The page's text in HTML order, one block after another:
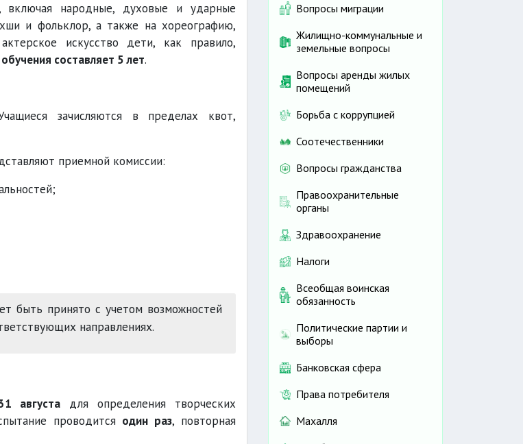
включая народные, духовые и ударные
и фольклор, а также на хореографию,
искусство дети, как правило,
составляет 5 лет.
зачисляются в пределах квот,
приемной комиссии:
быть принято с учетом возможностей
направлениях.
августа для определения творческих
проводится один раз, повторная
Вопросы миграции
Жилищно-коммунальные и
земельные вопросы
Вопросы аренды жилых
помещений
Борьба с коррупцией
Соотечественники
Вопросы гражданства
Правоохранительные
органы
Здравоохранение
Налоги
Всеобщая воинская
обязанность
Политические партии и
выборы
Банковская сфера
Права потребителя
Махалля